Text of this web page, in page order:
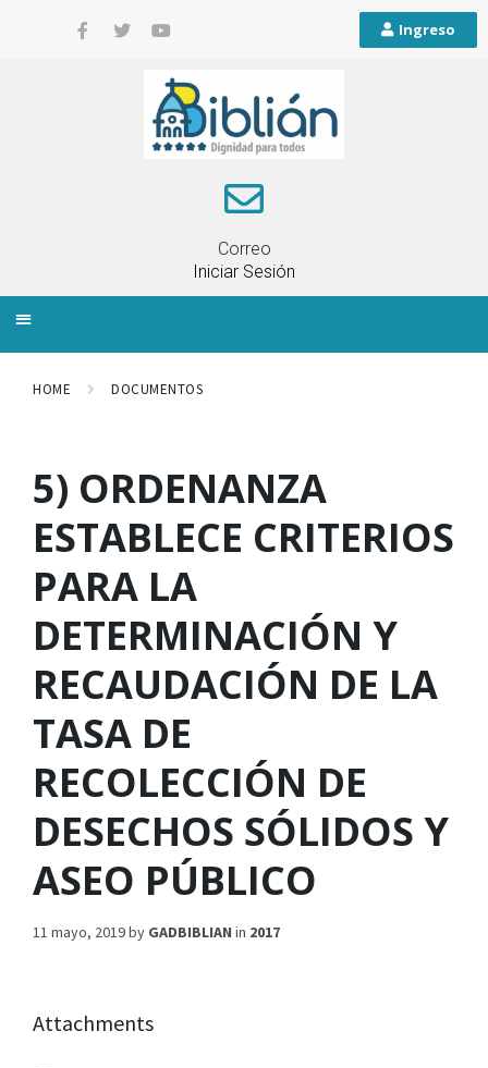
Ingreso
Correo
Iniciar Sesión
HOME DOCUMENTOS
5) ORDENANZA
ESTABLECE CRITERIOS
PARA LA
DETERMINACIÓN Y
RECAUDACIÓN DE LA
TASA DE
RECOLECCIÓN DE
DESECHOS SÓLIDOS Y
ASEO PÚBLICO
11 mayo, 2019by GADBIBLIAN in 2017
Attachments